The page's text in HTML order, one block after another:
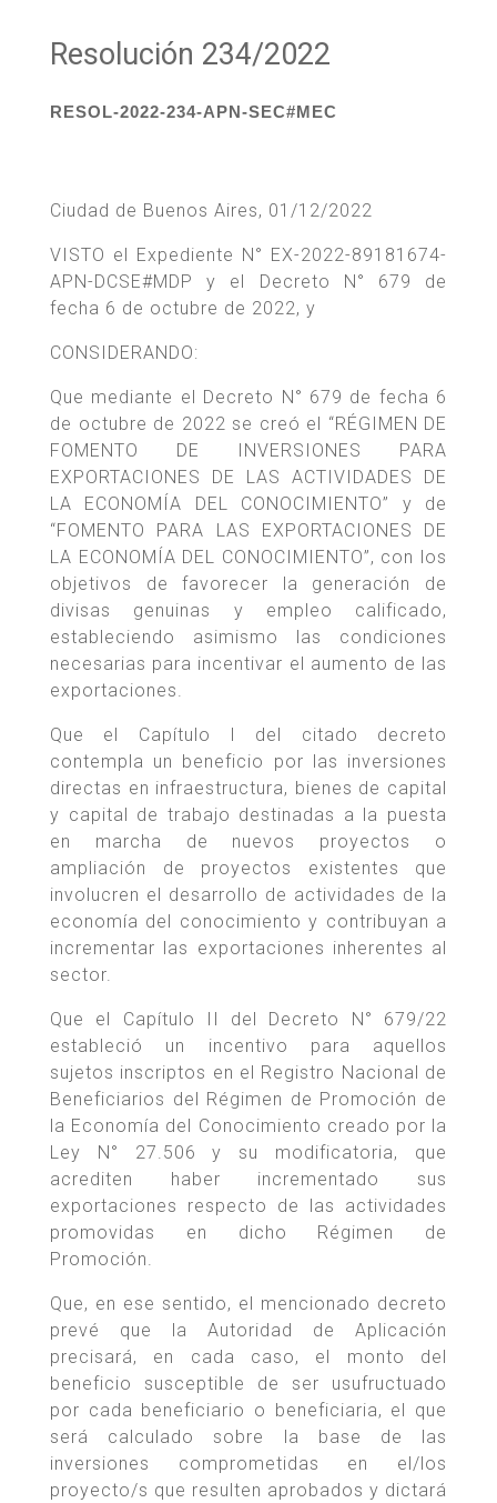
Resolución 234/2022
RESOL-2022-234-APN-SEC#MEC
Ciudad de Buenos Aires, 01/12/2022
VISTO el Expediente N° EX-2022-89181674-
APN-DCSE#MDP y el Decreto N° 679 de
fecha 6 de octubre de 2022, y
CONSIDERANDO:
Que mediante el Decreto N° 679 de fecha 6
de octubre de 2022 se creó el “RÉGIMEN DE
FOMENTO DE INVERSIONES PARA
EXPORTACIONES DE LAS ACTIVIDADES DE
LA ECONOMÍA DEL CONOCIMIENTO” y de
“FOMENTO PARA LAS EXPORTACIONES DE
LA ECONOMÍA DEL CONOCIMIENTO”, con los
objetivos de favorecer la generación de
divisas genuinas y empleo calificado,
estableciendo asimismo las condiciones
necesarias para incentivar el aumento de las
exportaciones.
Que el Capítulo I del citado decreto
contempla un beneficio por las inversiones
directas en infraestructura, bienes de capital
y capital de trabajo destinadas a la puesta
en marcha de nuevos proyectos o
ampliación de proyectos existentes que
involucren el desarrollo de actividades de la
economía del conocimiento y contribuyan a
incrementar las exportaciones inherentes al
sector.
Que el Capítulo II del Decreto N° 679/22
estableció un incentivo para aquellos
sujetos inscriptos en el Registro Nacional de
Beneficiarios del Régimen de Promoción de
la Economía del Conocimiento creado por la
Ley N° 27.506 y su modificatoria, que
acrediten haber incrementado sus
exportaciones respecto de las actividades
promovidas en dicho Régimen de
Promoción.
Que, en ese sentido, el mencionado decreto
prevé que la Autoridad de Aplicación
precisará, en cada caso, el monto del
beneficio susceptible de ser usufructuado
por cada beneficiario o beneficiaria, el que
será calculado sobre la base de las
inversiones comprometidas en el/los
proyecto/s que resulten aprobados y dictará